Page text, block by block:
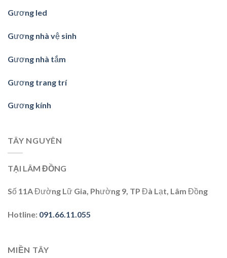
Gương led
Gương nhà vệ sinh
Gương nhà tắm
Gương trang trí
Gương kính
TÂY NGUYÊN
TẠI LÂM ĐỒNG
Số 11A Đường Lữ Gia, Phường 9, TP Đà Lạt, Lâm Đồng
Hotline: 091.66.11.055
MIỀN TÂY